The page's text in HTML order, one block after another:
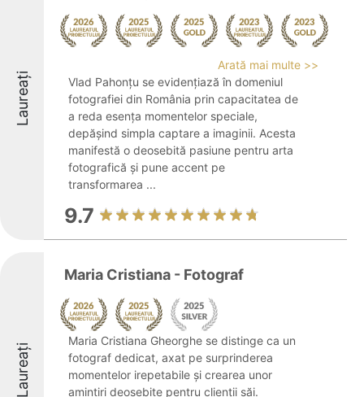
Laureați
Arată mai multe >>
Vlad Pahonțu se evidențiază în domeniul
fotografiei din România prin capacitatea de
a reda esența momentelor speciale,
depășind simpla captare a imaginii. Acesta
manifestă o deosebită pasiune pentru arta
fotografică și pune accent pe
transformarea ...
9.7
Laureați
Maria Cristiana - Fotograf
Maria Cristiana Gheorghe se distinge ca un
fotograf dedicat, axat pe surprinderea
momentelor irepetabile și crearea unor
amintiri deosebite pentru clienții săi.